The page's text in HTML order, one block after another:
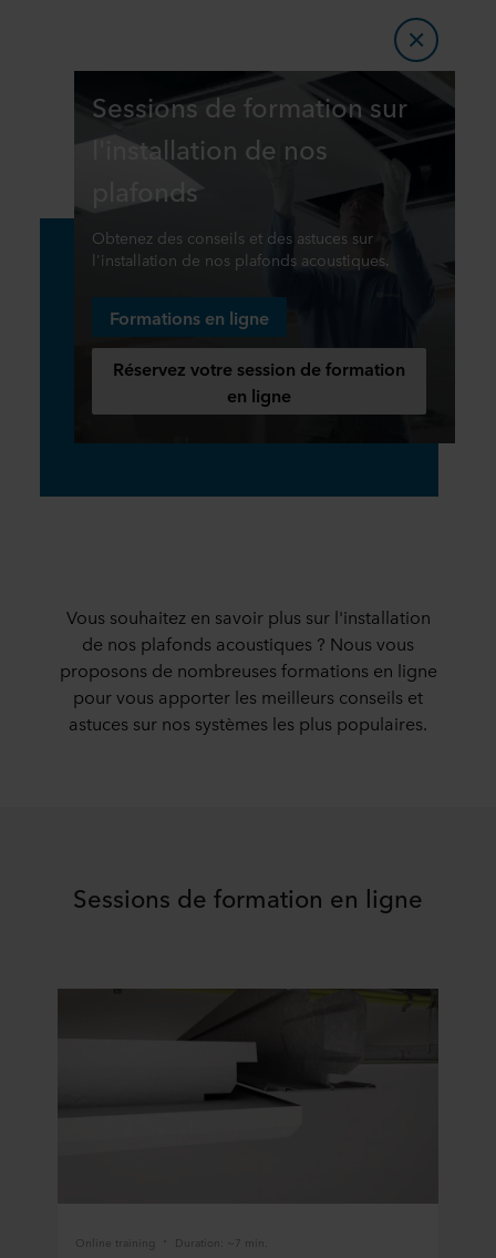
Sessions de formation sur
l'installation de nos
plafonds
Obtenez des conseils et des astuces sur
l'installation de nos plafonds acoustiques.
Formations en ligne
Réservez votre session de formation
en ligne
Vous souhaitez en savoir plus sur l'installation
de nos plafonds acoustiques ? Nous vous
proposons de nombreuses formations en ligne
pour vous apporter les meilleurs conseils et
astuces sur nos systèmes les plus populaires.
Sessions de formation en ligne
Online training Duration: ~7 min.